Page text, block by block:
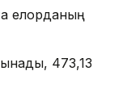
елорданың
473,13